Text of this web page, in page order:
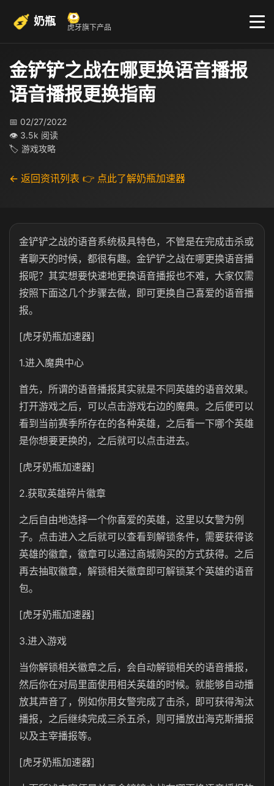
奶瓶 虎牙旗下产品
金铲铲之战在哪更换语音播报
语音播报更换指南
📅 02/27/2022
👁 3.5k 阅读
🏷 游戏攻略
← 返回资讯列表 👉 点此了解奶瓶加速器
金铲铲之战的语音系统极具特色，不管是在完成击杀或
者聊天的时候，都很有趣。金铲铲之战在哪更换语音播
报呢？其实想要快速地更换语音播报也不难，大家仅需
按照下面这几个步骤去做，即可更换自己喜爱的语音播
报。
[虎牙奶瓶加速器]
1.进入魔典中心
首先，所谓的语音播报其实就是不同英雄的语音效果。
打开游戏之后，可以点击游戏右边的魔典。之后便可以
看到当前赛季所存在的各种英雄，之后看一下哪个英雄
是你想要更换的，之后就可以点击进去。
[虎牙奶瓶加速器]
2.获取英雄碎片徽章
之后自由地选择一个你喜爱的英雄，这里以女警为例
子。点击进入之后就可以查看到解锁条件，需要获得该
英雄的徽章，徽章可以通过商城购买的方式获得。之后
再去抽取徽章，解锁相关徽章即可解锁某个英雄的语音
包。
[虎牙奶瓶加速器]
3.进入游戏
当你解锁相关徽章之后，会自动解锁相关的语音播报，
然后你在对局里面使用相关英雄的时候。就能够自动播
放其声音了，例如你用女警完成了击杀，即可获得淘汰
播报，之后继续完成三杀五杀，则可播放出海克斯播报
以及主宰播报等。
[虎牙奶瓶加速器]